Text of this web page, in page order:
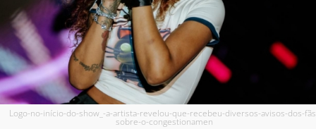
Logo-no-início-do-show_-a-artista-revelou-que-recebeu-diversos-avisos-dos-
sobre-o-congestionamen